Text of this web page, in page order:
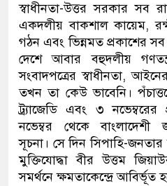
স্বাধীনতা-উত্তর সরকার সব
একদলীয় বাকশাল কায়েম,
গঠন এবং ভিন্নমত প্রকাশের
দেশে আবার বহুদলীয়
সংবাদপত্রের স্বাধীনতা,
তখন তা কেউ ভাবেনি।
ট্র্যাজেডি এবং ৩ নভেম্বরের
নভেম্বর থেকে বাংলাদেশী
সূচনা। সে দিন সিপাহি-
মুক্তিযোদ্ধা বীর উত্তম
সমর্থনে ক্ষমতাকেন্দ্রে আবির্ভূত